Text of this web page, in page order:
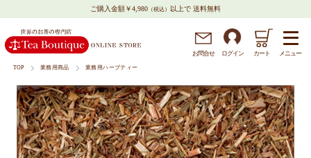
ご購入金額￥4,980 （税込） 以上で 送料無料
お問合せ ログイン カート メニュー
TOP 業務用商品 業務用ハーブティー